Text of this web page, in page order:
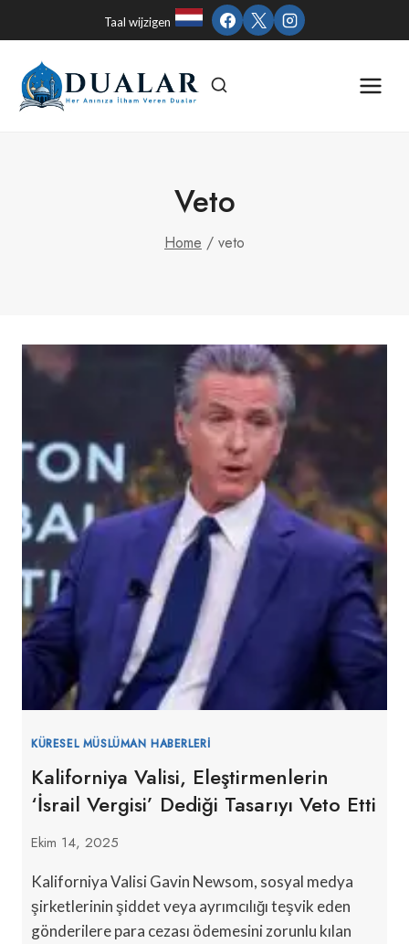
to
content
Taal wijzigen
Veto
Home / veto
KÜRESEL MÜSLÜMAN HABERLERI
Kaliforniya Valisi, Eleştirmenlerin
‘İsrail Vergisi’ Dediği Tasarıyı Veto Etti
Ekim 14, 2025
Kaliforniya Valisi Gavin Newsom, sosyal medya
şirketlerinin şiddet veya ayrımcılığı teşvik eden
gönderilere para cezası ödemesini zorunlu kılan